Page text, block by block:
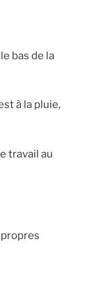
bas de la
à la pluie,
travail au